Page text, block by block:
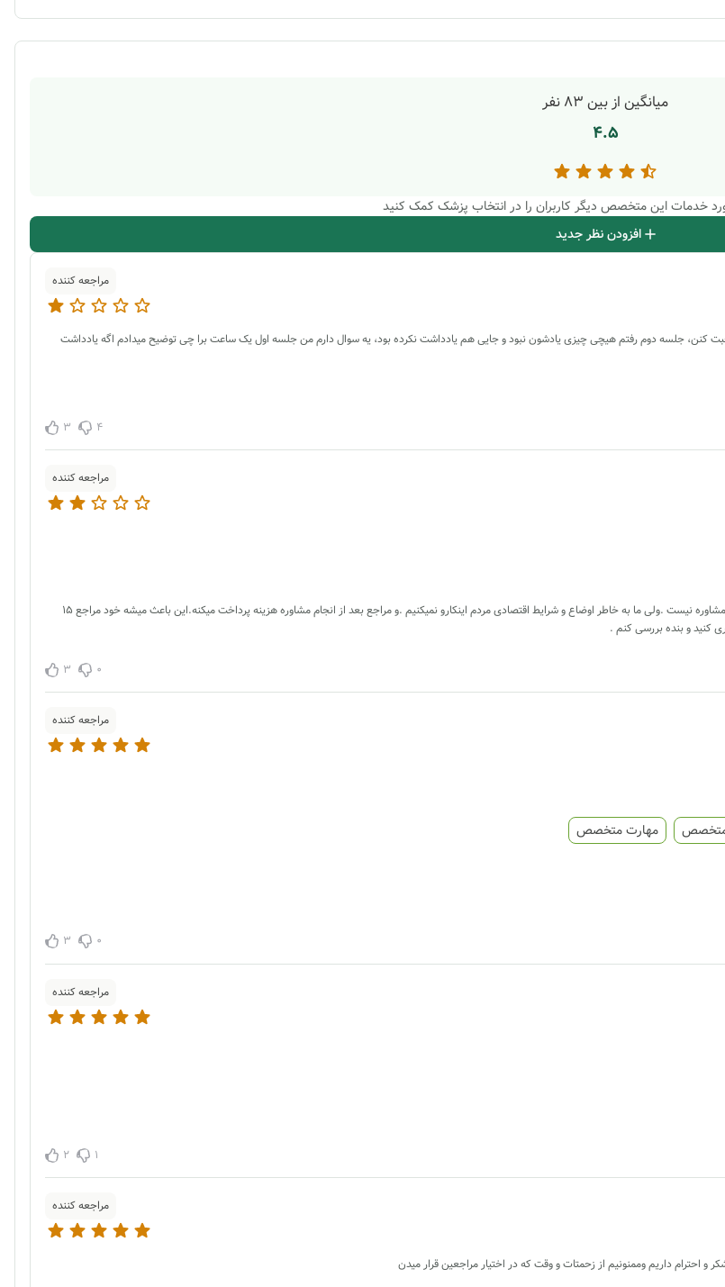
میانگین از بین 83 نفر
4.5
خدمات این متخصص دیگر کاربران را در انتخاب پزشک کمک کنید
افزودن نظر جدید
مراجعه کننده
جلسه دوم رفتم هیچی چیزی یادشون نبود و جایی هم یادداشت نکرده بود، یه سوال دارم من جلسه اول یک ساعت برا چی توضیح میدادم اگه یادداشت
4
3
مراجعه کننده
در بقیه مراکز هزینه مشاوره قبل از انجام مشاوره گرفته میشه و اگه مراجع نتونست بیاد مشکلی برای مرکز مشاوره نیست .ولی ما به خاطر اوضاع و شرایط اقتصادی مردم اینکارو نمیکنیم .و مراجع بعد از انجام مشاوره هزینه پرداخت میکنه.این باعث میشه خود مراجع ۱۵
کنید و بنده بررسی کنم .
0
3
مراجعه کننده
متخصص مهارت متخصص
0
3
مراجعه کننده
1
2
مراجعه کننده
احترام داریم و‌ممنونیم از زحمتات و وقت که در اختیار مراجعین قرار میدن